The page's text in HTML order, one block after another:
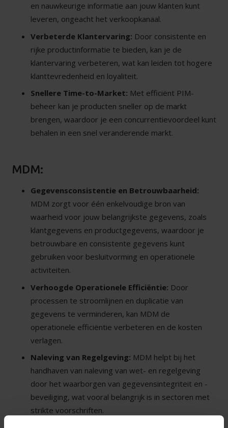
en nauwkeurige informatie aan jouw klanten kunt
leveren, ongeacht het verkoopkanaal.
Verbeterde Klantervaring: Door consistente en
rijke productinformatie te bieden, kan je de
klantervaring verbeteren, wat kan leiden tot hogere
klanttevredenheid en loyaliteit.
Snellere Time-to-Market: Met efficiënt PIM-
beheer kan je producten sneller op de markt
brengen, waardoor je een concurrentievoordeel kunt
behalen in een snel veranderende markt.
MDM:
Gegevensconsistentie en Betrouwbaarheid:
MDM zorgt voor één enkelvoudige bron van
waarheid voor jouw belangrijkste gegevens, zoals
klantgegevens en productgegevens, waardoor je
betrouwbare en consistente gegevens kunt
gebruiken voor besluitvorming en operationele
activiteiten.
Verhoogde Operationele Efficiëntie: Door
processen te stroomlijnen en duplicatie van
gegevens te verminderen, kan MDM de
operationele efficiëntie verbeteren en de kosten
verlagen.
Naleving van Regelgeving: MDM helpt bij het
handhaven van naleving van wet- en regelgeving
door het waarborgen van gegevensintegriteit en -
beveiliging, wat vooral belangrijk is in sectoren met
strikte voorschriften.